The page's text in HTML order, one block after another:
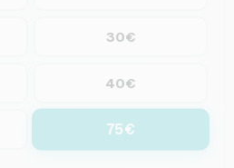
30€
40€
75€